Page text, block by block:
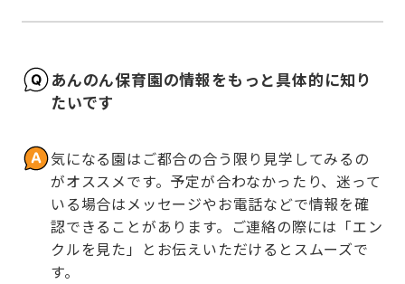
あんのん保育園の情報をもっと具体的に知り
たいです
気になる園はご都合の合う限り見学してみるの
がオススメです。予定が合わなかったり、迷って
いる場合はメッセージやお電話などで情報を確
認できることがあります。ご連絡の際には「エン
クルを見た」とお伝えいただけるとスムーズで
す。